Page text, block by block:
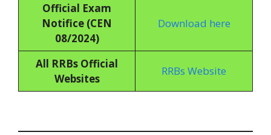
Official Exam
Notifice (CEN
08/2024)
Download here
All RRBs Official
Websites
RRBs Website